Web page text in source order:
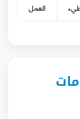
العمل